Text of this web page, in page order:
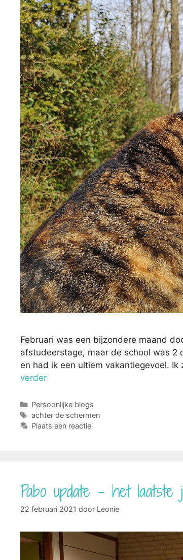
Februari was een bijzondere maand
afstudeerstage, maar de school was 2
en had ik een ultiem vakantiegevoel.
verder
Categorieën
Persoonlijke blogs
Tags
achter de schermen
Plaats een reactie
Pabo update – het laatste
22 februari 2021 door Leonie